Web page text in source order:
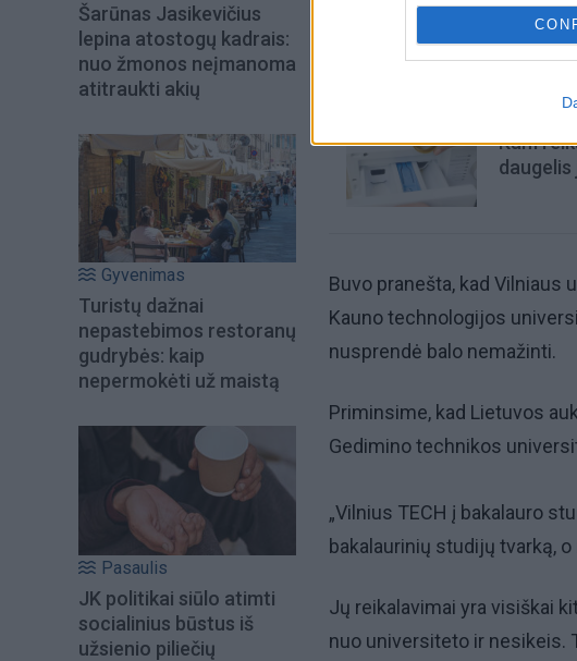
Šarūnas Jasikevičius
lepina atostogų kadrais:
nuo žmonos neįmanoma
atitraukti akių
Gyvenimas
Turistų dažnai
nepastebimos restoranų
gudrybės: kaip
nepermokėti už maistą
Pasaulis
JK politikai siūlo atimti
socialinius būstus iš
užsienio piliečių
Kam
daugelis
Buvo pranešta, kad Vilniaus
Kauno technologijos
nusprendė balo nemažinti.
Priminsime, kad Lietuvos
Gedimino technikos
„Vilnius TECH į bakalauro
bakalaurinių studijų tvarką,
Jų reikalavimai yra visiškai
nuo universiteto ir nesikeis.